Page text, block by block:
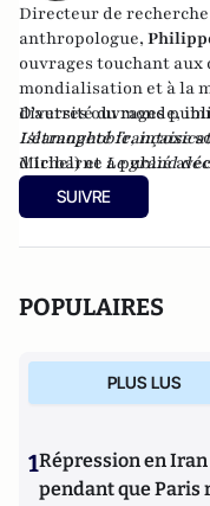
Directeur de recherche
anthropologue,
ouvrages touchant
mondialisation et à la
diversité du monde,
Islamophobie,
Michel) et Le grand
ou
L'islam devant la
D'autres ouvrages
L'étrangeté française
d'Iribarne a publié
ressource d'avenir
SUIVRE
POPULAIRES
PLUS LUS
1Répression en
pendant que